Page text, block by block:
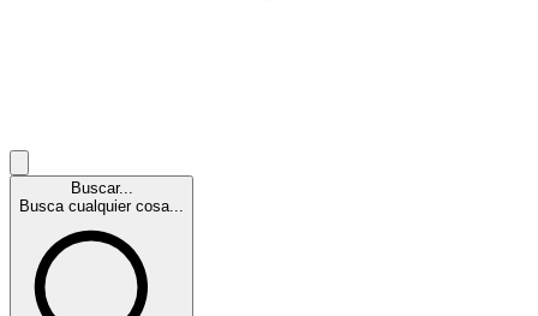
Buscar...
Busca cualquier cosa...